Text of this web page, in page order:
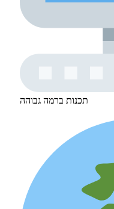
תכנות ברמה גבוהה